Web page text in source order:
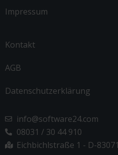
Impressum
Kontakt
AGB
Datenschutzerklärung
info@software24.com
08031 / 30 44 910
Eichbichlstraße 1 - D-